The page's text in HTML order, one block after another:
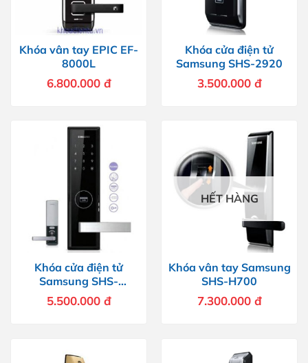
Khóa vân tay EPIC EF-
8000L
6.800.000 đ
Khóa cửa điện tử
Samsung SHS-2920
3.500.000 đ
Khóa cửa điện tử
Samsung SHS-
H505FMK/EN
5.500.000 đ
HẾT HÀNG
Khóa vân tay Samsung
SHS-H700
7.300.000 đ